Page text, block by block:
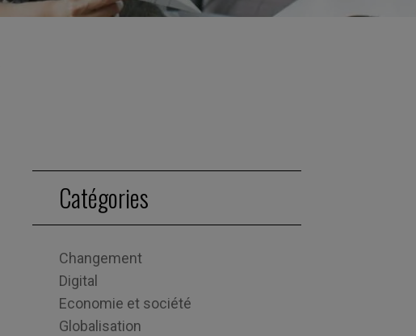
Catégories
Changement
Digital
Economie et société
Globalisation